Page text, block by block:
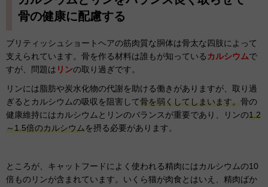
骨の健康に配慮する
ブリティッシュショートヘアの筋肉質な胴体は骨太な四肢によって
支えられています。骨を作る材料は誰もが知っている カルシウムで
すが、問題は リンの取り過ぎです。
リンには脂肪や炭水化物の代謝を助ける働きがありますが、取り過
ぎるとカルシウムの吸収を阻害して骨を弱くしてしまいます。骨の
健康維持にはカルシウムとリンのバランスが重要であり、リンの1.2
～1.5倍のカルシウムを摂る必要があります。
ところが、キャットフードによく使われる精肉にはカルシウムの10
倍ものリンが含まれています。いくら猫が肉食とはいえ、精肉ばか